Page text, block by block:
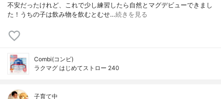
不安だったけれど、これで少し練習したら自然とマグデビューできまし
た！うちの子は飲み物を飲むとむせ…続きを見る
Combi(コンビ)
ラクマグ はじめてストロー 240
子育て中